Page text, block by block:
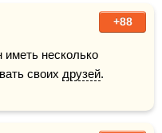
+88
своих друзей.